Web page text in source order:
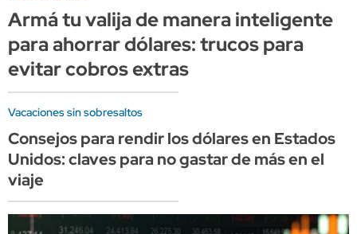
Armá tu valija de manera inteligente
para ahorrar dólares: trucos para
evitar cobros extras
Vacaciones sin sobresaltos
Consejos para rendir los dólares en Estados
Unidos: claves para no gastar de más en el
viaje